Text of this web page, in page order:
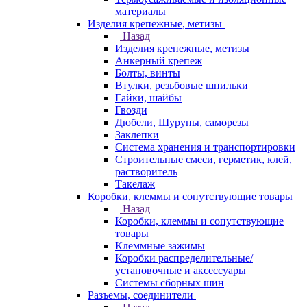
материалы
Изделия крепежные, метизы
Назад
Изделия крепежные, метизы
Анкерный крепеж
Болты, винты
Втулки, резьбовые шпильки
Гайки, шайбы
Гвозди
Дюбели, Шурупы, саморезы
Заклепки
Система хранения и транспортировки
Строительные смеси, герметик, клей,
растворитель
Такелаж
Коробки, клеммы и сопутствующие товары
Назад
Коробки, клеммы и сопутствующие
товары
Клеммные зажимы
Коробки распределительные/
установочные и аксессуары
Системы сборных шин
Разъемы, соединители